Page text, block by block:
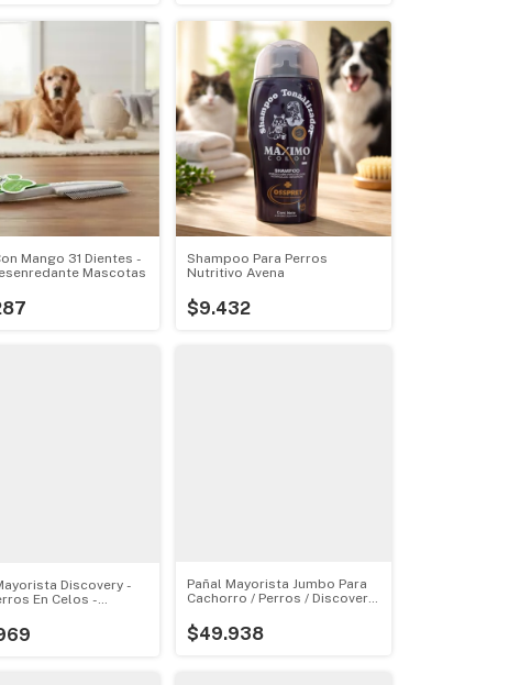
Mango 31 Dientes -
Mascotas
Shampoo Para Perros
Nutritivo Avena
$9.432
Discovery -
En Celos -
Pañal Mayorista Jumbo Para
Cachorro / Perros / Discovery
$49.938